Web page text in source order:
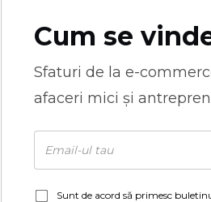
Cum se
Sfaturi de la e-
afaceri mici și
Sunt de acord să primesc